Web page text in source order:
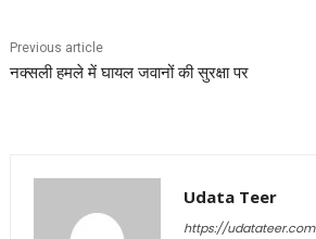
Previous article
नक्सली हमले में घायल जवानों की सुरक्षा पर
Udata Teer
https://udatateer.com